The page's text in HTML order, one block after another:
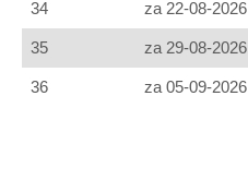
34 za 22-08-2026
35 za 29-08-2026
36 za 05-09-2026